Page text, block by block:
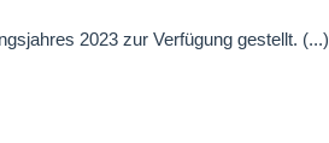
2023 zur Verfügung gestellt. (...)